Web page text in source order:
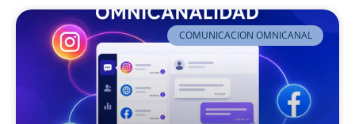
COMUNICACION OMNICANAL